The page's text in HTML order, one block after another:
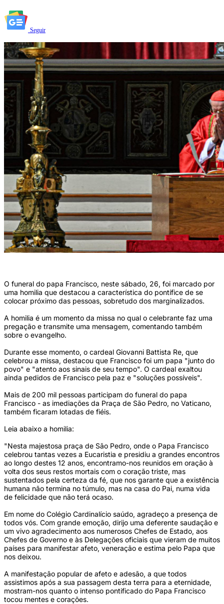
Seguir
O funeral do papa Francisco, neste sábado, 26, foi marcado por
uma homilia que destacou a característica do pontífice de se
colocar próximo das pessoas, sobretudo dos marginalizados.
A homilia é um momento da missa no qual o celebrante faz uma
pregação e transmite uma mensagem, comentando também
sobre o evangelho.
Durante esse momento, o cardeal Giovanni Battista Re, que
celebrou a missa, destacou que Francisco foi um papa "junto do
povo" e "atento aos sinais de seu tempo". O cardeal exaltou
ainda pedidos de Francisco pela paz e "soluções possíveis".
Mais de 200 mil pessoas participam do funeral do papa
Francisco - as imediações da Praça de São Pedro, no Vaticano,
também ficaram lotadas de fiéis.
Leia abaixo a homilia:
"Nesta majestosa praça de São Pedro, onde o Papa Francisco
celebrou tantas vezes a Eucaristia e presidiu a grandes encontros
ao longo destes 12 anos, encontramo-nos reunidos em oração à
volta dos seus restos mortais com o coração triste, mas
sustentados pela certeza da fé, que nos garante que a existência
humana não termina no túmulo, mas na casa do Pai, numa vida
de felicidade que não terá ocaso.
Em nome do Colégio Cardinalício saúdo, agradeço a presença de
todos vós. Com grande emoção, dirijo uma deferente saudação e
um vivo agradecimento aos numerosos Chefes de Estado, aos
Chefes de Governo e às Delegações oficiais que vieram de muitos
países para manifestar afeto, veneração e estima pelo Papa que
nos deixou.
A manifestação popular de afeto e adesão, a que todos
assistimos após a sua passagem desta terra para a eternidade,
mostram-nos quanto o intenso pontificado do Papa Francisco
tocou mentes e corações.